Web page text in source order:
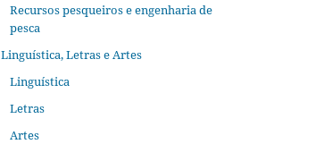
Recursos pesqueiros e engenharia de
pesca
Linguística, Letras e Artes
Linguística
Letras
Artes